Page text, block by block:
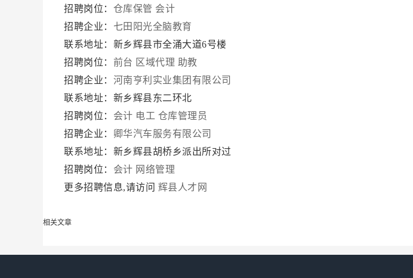
招聘岗位： 仓库保管 会计
招聘企业： 七田阳光全脑教育
联系地址：新乡辉县市全涌大道6号楼
招聘岗位： 前台 区域代理 助教
招聘企业： 河南亨利实业集团有限公司
联系地址：新乡辉县东二环北
招聘岗位： 会计 电工 仓库管理员
招聘企业： 卿华汽车服务有限公司
联系地址：新乡辉县胡桥乡派出所对过
招聘岗位： 会计 网络管理
更多招聘信息,请访问 辉县人才网
相关文章